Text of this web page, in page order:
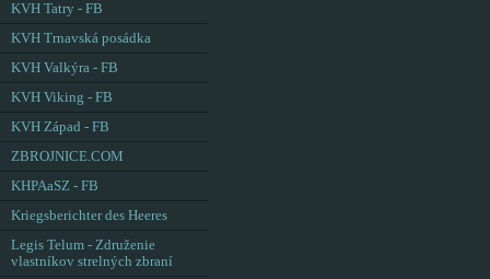
KVH Tatry - FB
KVH Trnavská posádka
KVH Valkýra - FB
KVH Viking - FB
KVH Západ - FB
ZBROJNICE.COM
KHPAaSZ - FB
Kriegsberichter des Heeres
Legis Telum - Združenie
vlastníkov strelných zbraní